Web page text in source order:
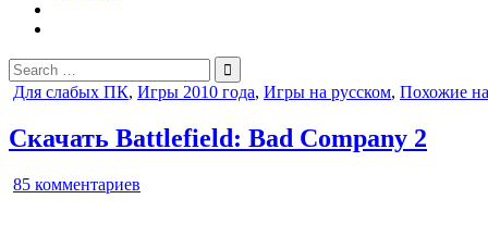
Search
for:
Posted
Для слабых ПК, Игры 2010 года, Игры на русском, Похожие
Скачать Battlefield: Bad Company 2
85 комментариев